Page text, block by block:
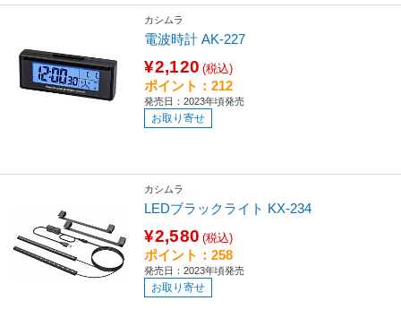
カシムラ
電波時計 AK-227
¥2,120 (税込)
ポイント：212
発売日：2023年頃発売
お取り寄せ
カシムラ
LEDブラックライト KX-234
¥2,580 (税込)
ポイント：258
発売日：2023年頃発売
お取り寄せ